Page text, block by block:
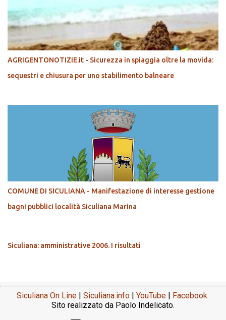
AGRIGENTONOTIZIE.it - Sicurezza in spiaggia oltre la movida:
sequestri e chiusura per uno stabilimento balneare
COMUNE DI SICULIANA - Manifestazione di interesse gestione
bagni pubblici località Siculiana Marina
Siculiana: amministrative 2006. I risultati
Siculiana On Line | Siculiana.info | YouTube | Facebook
Sito realizzato da Paolo Indelicato.